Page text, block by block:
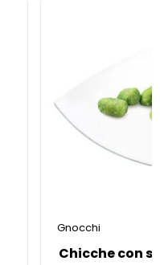
Gnocchi
Chicche con